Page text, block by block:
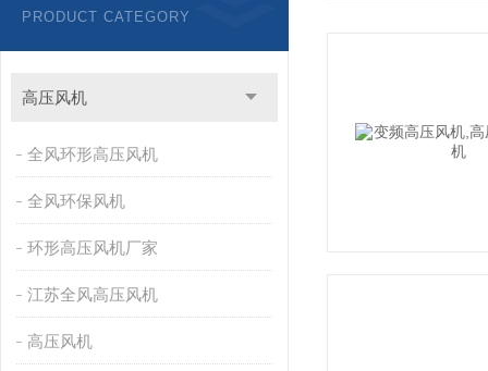
PRODUCT CATEGORY
高压风机
全风环形高压风机
全风环保风机
环形高压风机厂家
江苏全风高压风机
高压风机